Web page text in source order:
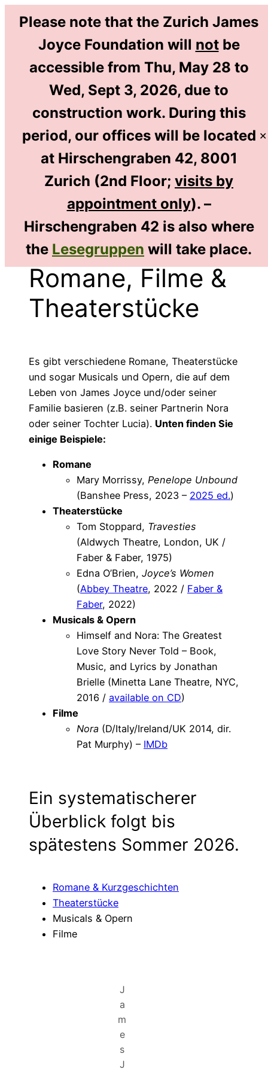
Please note that the Zurich James
Joyce Foundation will notbe
accessible from Thu, May 28 to
Wed, Sept 3, 2026, due to
construction work. During this
period, our offices will be located
at Hirschengraben 42, 8001
Zurich (2nd Floor; visits by
appointment only). –
Hirschengraben 42 is also where
the Lesegruppen will take place.
✕
Biographische
Romane, Filme &
Theaterstücke
Es gibt verschiedene Romane, Theaterstücke
und sogar Musicals und Opern, die auf dem
Leben von James Joyce und/oder seiner
Familie basieren (z.B. seiner Partnerin Nora
oder seiner Tochter Lucia). Unten finden Sie
einige Beispiele:
Romane
Mary Morrissy, Penelope Unbound
(Banshee Press, 2023 – 2025 ed.)
Theaterstücke
Tom Stoppard, Travesties
(Aldwych Theatre, London, UK /
Faber & Faber, 1975)
Edna O’Brien, Joyce’s Women
(Abbey Theatre, 2022 / Faber &
Faber, 2022)
Musicals & Opern
Himself and Nora: The Greatest
Love Story Never Told – Book,
Music, and Lyrics by Jonathan
Brielle (Minetta Lane Theatre, NYC,
2016 / available on CD)
Filme
Nora (D/Italy/Ireland/UK 2014, dir.
Pat Murphy) – IMDb
Ein systematischerer
Überblick folgt bis
spätestens Sommer 2026.
Romane & Kurzgeschichten
Theaterstücke
Musicals & Opern
Filme
J
a
m
e
s
J